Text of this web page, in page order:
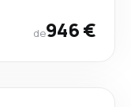
de946 €